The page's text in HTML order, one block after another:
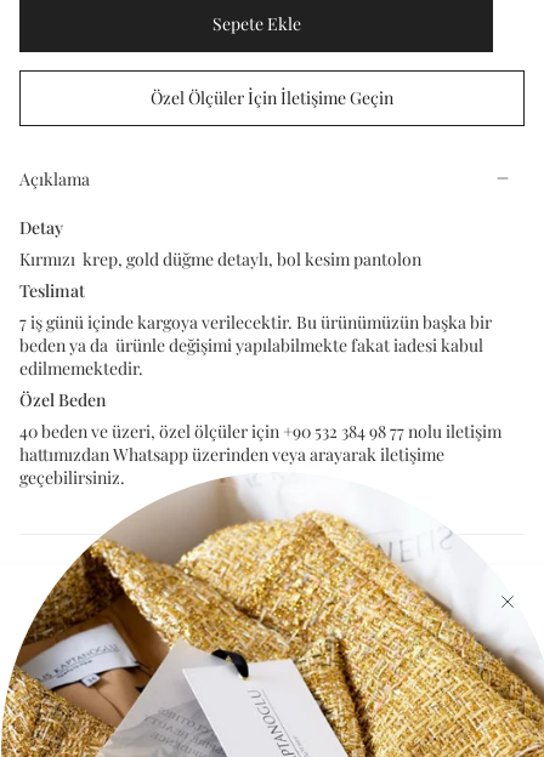
Sepete Ekle
Özel Ölçüler İçin İletişime Geçin
Açıklama
Detay
Kırmızı krep, gold düğme detaylı, bol kesim pantolon
Teslimat
7 iş günü içinde kargoya verilecektir. Bu ürünümüzün başka bir
beden ya da ürünle değişimi yapılabilmekte fakat iadesi kabul
edilmemektedir.
Özel Beden
40 beden ve üzeri, özel ölçüler için +90 532 384 98 77 nolu iletişim
hattımızdan Whatsapp üzerinden veya arayarak iletişime
geçebilirsiniz.
Beden Tablosu